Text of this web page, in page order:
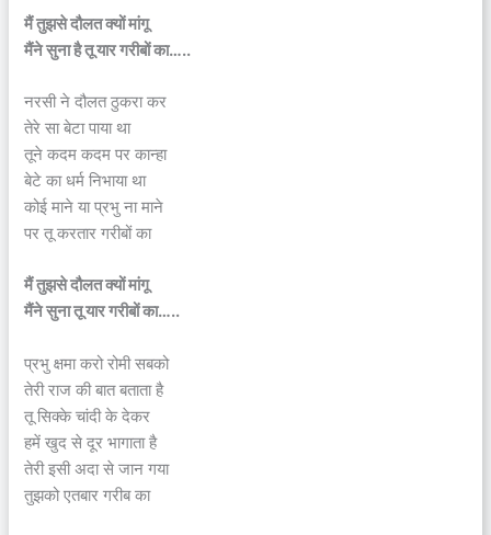
मैंतुझसेदौलत क्यों मांगू
मैंने सुना है तू यार गरीबों का…..
नरसी ने दौलत ठुकरा कर
तेरे सा बेटा पाया था
तूने कदम कदम पर कान्हा
बेटे का धर्म निभाया था
कोई माने या प्रभु ना माने
पर तू करतार गरीबों का
मैं तुझसे दौलत क्यों मांगू
मैंने सुना तू यार गरीबों का…..
प्रभु क्षमा करो रोमी सबको
तेरी राज की बात बताता है
तू सिक्के चांदी के देकर
हमें खुद से दूर भागाता है
तेरी इसी अदा से जान गया
तुझको एतबार गरीब का